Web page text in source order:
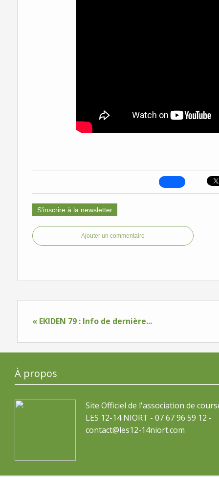
S'inscrire à la newsletter
Ajouter un commentaire
« EKIDEN 79 : Info de dernière...
À propos
Site Officiel de l'association de
LES 12-14 NIORT - 07 67 96 59 12 -
contact@les12-14niort.com